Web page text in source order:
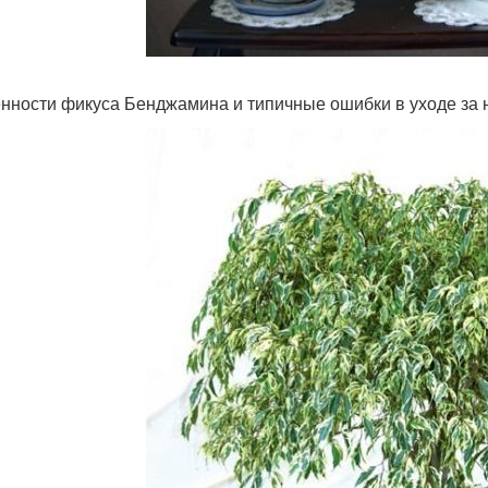
фикуса Бенджамина и типичные ошибки в уходе за